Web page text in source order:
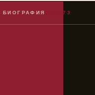
БИОГРАФИЯ № 0173